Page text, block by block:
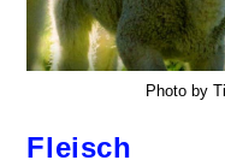
Photo by
Fleisch